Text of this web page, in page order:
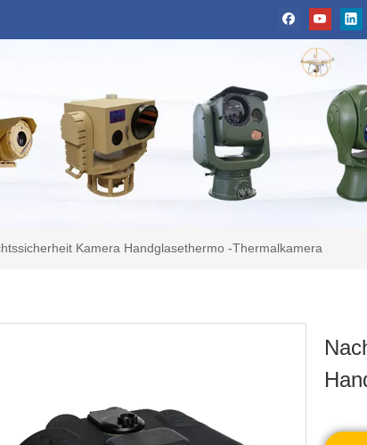
Kamera Handglasethermo -Thermalkamera